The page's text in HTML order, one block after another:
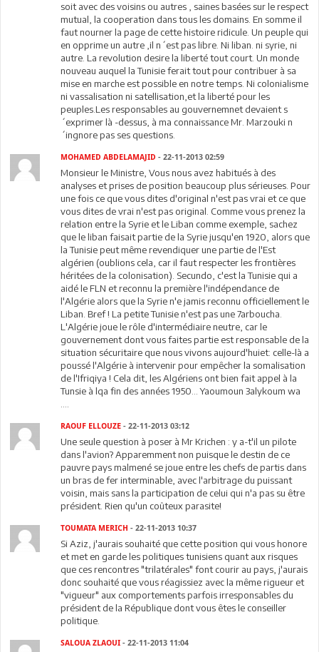
soit avec des voisins ou autres , saines basées sur le respect
mutual, la cooperation dans tous les domains. En somme il
faut nourner la page de cette histoire ridicule. Un peuple qui
en opprime un autre ,il n´est pas libre. Ni liban. ni syrie, ni
autre. La revolution desire la liberté tout court. Un monde
nouveau auquel la Tunisie ferait tout pour contribuer à sa
mise en marche est possible en notre temps. Ni colonialisme
ni vassalisation ni satellisation,et la liberté pour les
peuples.Les responsables au gouvernemnet devaient s
´exprimer là -dessus, à ma connaissance Mr. Marzouki n
´ingnore pas ses questions.
MOHAMED ABDELAMAJID - 22-11-2013 02:59
Monsieur le Ministre, Vous nous avez habitués à des
analyses et prises de position beaucoup plus sérieuses. Pour
une fois ce que vous dites d'original n'est pas vrai et ce que
vous dites de vrai n'est pas original. Comme vous prenez la
relation entre la Syrie et le Liban comme exemple, sachez
que le liban faisait partie de la Syrie jusqu'en 1920, alors que
la Tunisie peut même revendiquer une partie de l'Est
algérien (oublions cela, car il faut respecter les frontières
héritées de la colonisation). Secundo, c'est la Tunisie qui a
aidé le FLN et reconnu la première l'indépendance de
l'Algérie alors que la Syrie n'e jamis reconnu officiellement le
Liban. Bref ! La petite Tunisie n'est pas une 7arboucha.
L'Algérie joue le rôle d'intermédiaire neutre, car le
gouvernement dont vous faites partie est responsable de la
situation sécuritaire que nous vivons aujourd'huiet: celle-là a
poussé l'Algérie à intervenir pour empêcher la somalisation
de l'Ifriqiya ! Cela dit, les Algériens ont bien fait appel à la
Tunsie à lqa fin des années 1950... Yaoumoun 3alykoum wa
RAOUF ELLOUZE - 22-11-2013 03:12
Une seule question à poser à Mr Krichen : y a-t'il un pilote
dans l'avion? Apparemment non puisque le destin de ce
pauvre pays malmené se joue entre les chefs de partis dans
un bras de fer interminable, avec l'arbitrage du puissant
voisin, mais sans la participation de celui qui n'a pas su être
président. Rien qu'un coûteux parasite!
TOUMATA MERICH - 22-11-2013 10:37
Si Aziz, j'aurais souhaité que cette position qui vous honore
et met en garde les politiques tunisiens quant aux risques
que ces rencontres "trilatérales" font courir au pays, j'aurais
donc souhaité que vous réagissiez avec la même rigueur et
"vigueur" aux comportements parfois irresponsables du
président de la République dont vous êtes le conseiller
politique.
SALOUA ZLAOUI- 22-11-2013 11:04